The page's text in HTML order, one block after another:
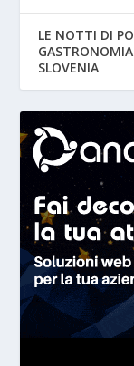
LE NOTTI DI
SLOVENIA